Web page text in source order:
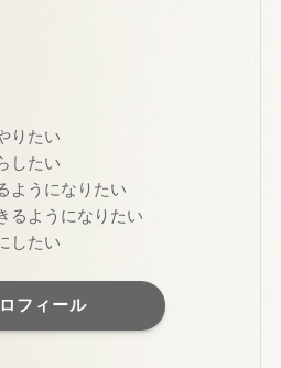
りたい
したい
ようになりたい
るようになりたい
したい
フィール